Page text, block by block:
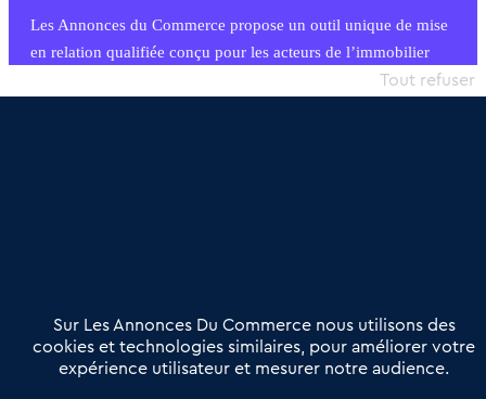
Les Annonces du Commerce propose un outil unique de mise
en relation qualifiée conçu pour les acteurs de l’immobilier
commercial et les collectivités territoriales, simple et intégrant
Offres Pro
Actualités
Qui sommes nous ?
Derniers articles
Sur Les Annonces Du Commerce nous utilisons des
cookies et technologies similaires, pour améliorer votre
expérience utilisateur et mesurer notre audience.
Tout refuser